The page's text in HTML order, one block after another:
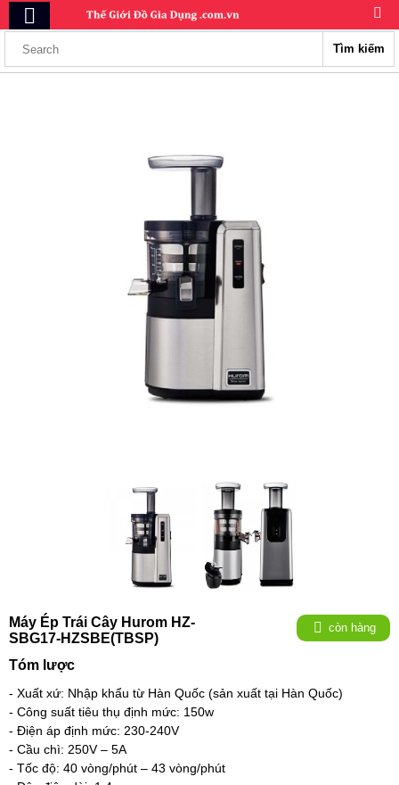
Tìm kiếm
Máy Ép Trái Cây Hurom HZ-
SBG17-HZSBE(TBSP)
còn hàng
Tóm lược
- Xuất xứ: Nhập khẩu từ Hàn Quốc (sản xuất tại Hàn Quốc)
- Công suất tiêu thụ định mức: 150w
- Điện áp định mức: 230-240V
- Cầu chì: 250V – 5A
- Tốc độ: 40 vòng/phút – 43 vòng/phút